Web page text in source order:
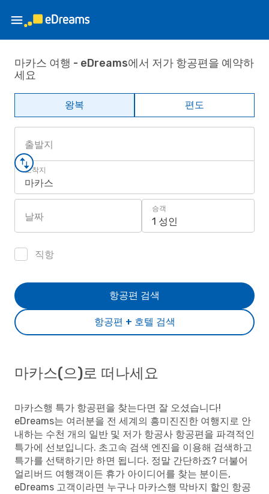
마카스 여행 - eDreams에서 저가 항공편을 예약하
세요
왕복 편도
출발지
도착지
마카스
날짜
승객
1 성인
직항
항공편 + 호텔 검색
항공편 검색
마카스(으)로 떠나세요
마카스행 특가 항공편을 찾는다면 잘 오셨습니다!
eDreams는 여러분을 전 세계의 흥미진진한 여행지로 안
내하는 수천 개의 일반 및 저가 항공사 항공편을 파격적인
특가에 선보입니다. 초고속 검색 엔진을 이용해 검색하고
특가를 선택하기만 하면 됩니다. 정말 간단하죠? 더불어
얼리버드 여행객이든 휴가 아이디어를 찾는 분이든,
eDreams 고객이라면 누구나 마카스행 막바지 할인 항공